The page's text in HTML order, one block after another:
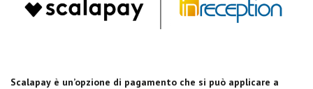
Scalapay è un’opzione di pagamento che si può applicare a